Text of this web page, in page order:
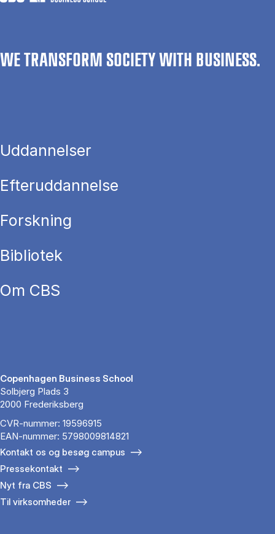
WE TRANSFORM SOCIETY WITH BUSINESS.
Uddannelser
Efteruddannelse
Forskning
Bibliotek
Om CBS
Copenhagen Business School
Solbjerg Plads 3
2000 Frederiksberg
CVR-nummer: 19596915
EAN-nummer: 5798009814821
Kontakt os og besøg campus
Pressekontakt
Nyt fra CBS
Til virksomheder